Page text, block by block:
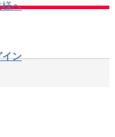
様へ
イン